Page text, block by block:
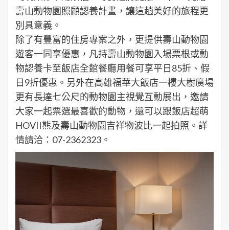
壽山動物園照顧認養計畫，讓這趟美好的旅程更
別具意義。
除了有豐富的住房專案之外，更提供壽山動物園
遊客一同享優惠，凡持壽山動物園入場票根或動
物認養卡至飯店全館餐廳用餐可享平日85折、假
日9折優惠。另外在高雄福華大飯店一樓大樹廣場
更有長達七公尺的動物園主視覺互動展出，邀請
大家一起票選最喜歡的動物，還可以跟飯店超萌
HOVII熊及壽山動物園吉祥物波比一起拍照。詳
情請洽：07-2362323。